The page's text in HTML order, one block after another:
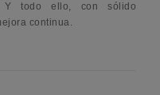
todo ello, con sólido
continua.